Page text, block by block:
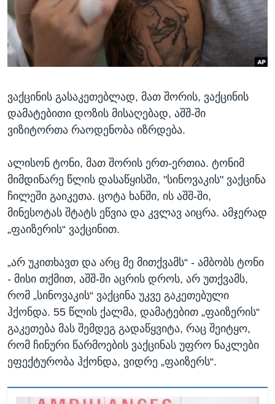
ᲡᲢᲣᲓᲘᲐ ᲕᲐᲨᲘᲜᲒᲢᲝᲜᲘ
ᲔᲙᲝᲜᲝᲛᲘᲙᲐ
ᲯᲐᲜᲛᲠᲗᲔᲚᲝᲑᲐ
ᲛᲔᲪᲜᲘᲔᲠᲔᲑᲐ
ᲙᲣᲚᲢᲣᲠᲐ
ᲒᲐᲚᲘᲚᲔᲝ
Learning English
ᲗᲕᲐᲚᲘ ᲒᲕᲐᲓᲔᲕᲜᲔᲗ
ენები
ვაქცინის გასაკეთებლად, მათ შორის, ვაქცინის
დამატებითი დოზის მისაღებად, აშშ-ში
ვიზიტორთა რაოდენობა იზრდება.
ალისონ ტონი, მათ შორის ერთ-ერთია. ტონიმ
მიმდინარე წლის დასაწყისში, "სინოვაკის" ვაქცინა
ჩილეში გაიკეთა. ცოტა ხანში, ის აშშ-ში,
მინესოტას შტატს ეწვია და კვლავ აიცრა. ამჯერად
„ფაიზერის“ ვაქცინით.
„არ უკითხავთ და არც მე მითქვამს“ - ამბობს ტონი
- მისი თქმით, აშშ-ში აცრის დროს, არ უთქვამს,
რომ „სინოვაკის“ ვაქცინა უკვე გაკეთებული
ჰქონდა. 55 წლის ქალმა, დამატებით „ფაიზერის“
გაკეთება მას შემდეგ გადაწყვიტა, რაც შეიტყო,
რომ ჩინური წარმოების ვაქცინას უფრო ნაკლები
ეფექტურობა ჰქონდა, ვიდრე „ფაიზერს“.